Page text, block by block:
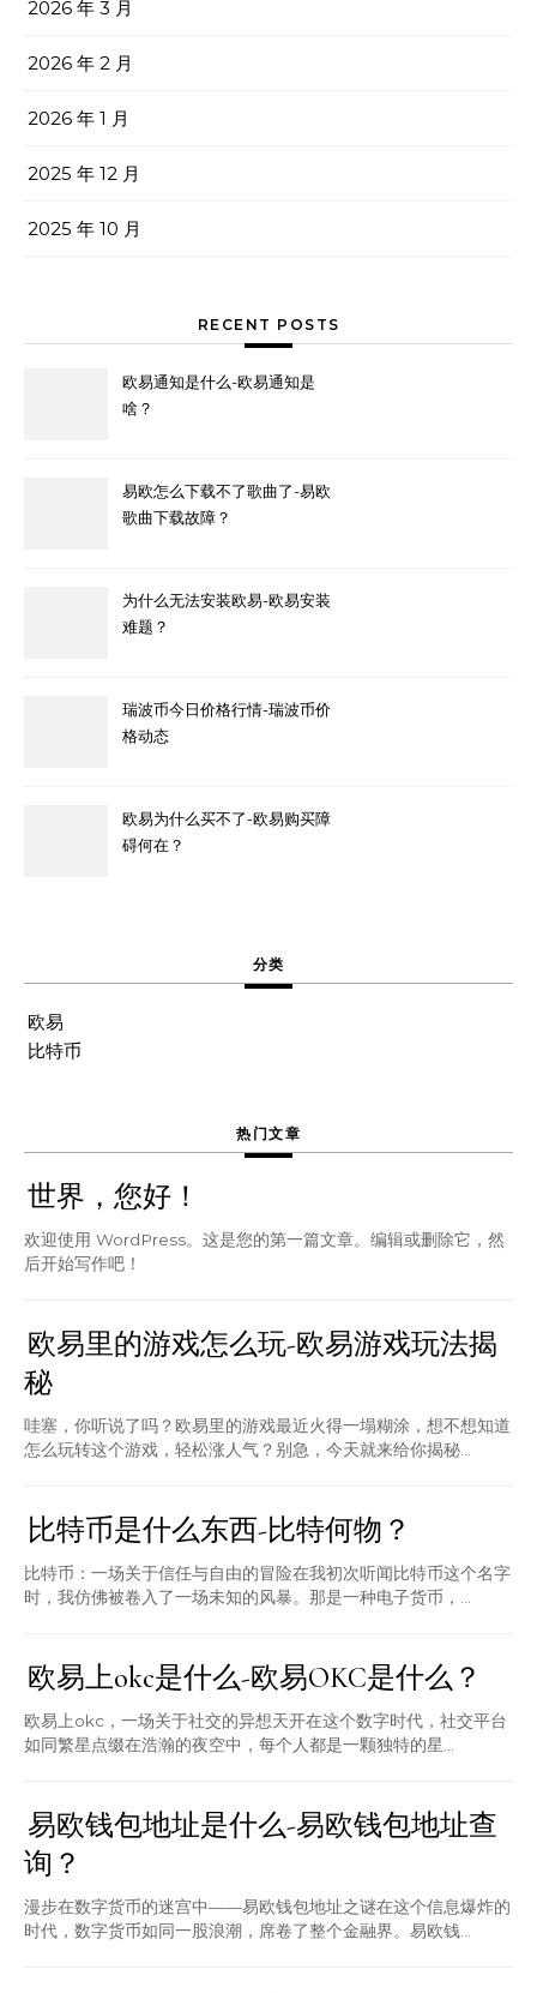
2026 年 3 月
2026 年 2 月
2026 年 1 月
2025 年 12 月
2025 年 10 月
RECENT POSTS
欧易通知是什么-欧易通知是
啥？
易欧怎么下载不了歌曲了-易欧
歌曲下载故障？
为什么无法安装欧易-欧易安装
难题？
瑞波币今日价格行情-瑞波币价
格动态
欧易为什么买不了-欧易购买障
碍何在？
分类
欧易
比特币
热门文章
世界，您好！
欢迎使用 WordPress。这是您的第一篇文章。编辑或删除它，然
后开始写作吧！
欧易里的游戏怎么玩-欧易游戏玩法揭
秘
哇塞，你听说了吗？欧易里的游戏最近火得一塌糊涂，想不想知道
怎么玩转这个游戏，轻松涨人气？别急，今天就来给你揭秘...
比特币是什么东西-比特何物？
比特币：一场关于信任与自由的冒险在我初次听闻比特币这个名字
时，我仿佛被卷入了一场未知的风暴。那是一种电子货币，...
欧易上okc是什么-欧易OKC是什么？
欧易上okc，一场关于社交的异想天开在这个数字时代，社交平台
如同繁星点缀在浩瀚的夜空中，每个人都是一颗独特的星...
易欧钱包地址是什么-易欧钱包地址查
询？
漫步在数字货币的迷宫中——易欧钱包地址之谜在这个信息爆炸的
时代，数字货币如同一股浪潮，席卷了整个金融界。易欧钱...